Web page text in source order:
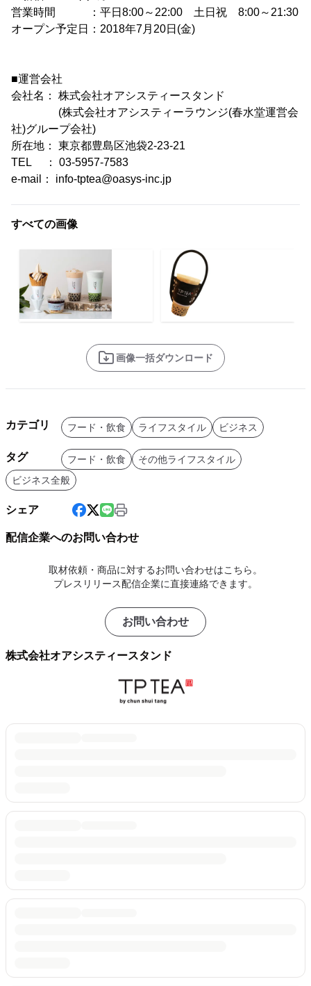
営業時間 ：平日8:00～22:00 土日祝 8:00～21:30
オープン予定日：2018年7月20日(金)
■運営会社
会社名： 株式会社オアシスティースタンド
(株式会社オアシスティーラウンジ(春水堂運営会
社)グループ会社)
所在地： 東京都豊島区池袋2-23-21
TEL ： 03-5957-7583
e-mail： info-tptea@oasys-inc.jp
すべての画像
画像一括ダウンロード
カテゴリ フード・飲食 ライフスタイル ビジネス
タグ フード・飲食
その他ライフスタイル
ビジネス全般
シェア
配信企業へのお問い合わせ
取材依頼・商品に対するお問い合わせはこちら。
プレスリリース配信企業に直接連絡できます。
お問い合わせ
株式会社オアシスティースタンド